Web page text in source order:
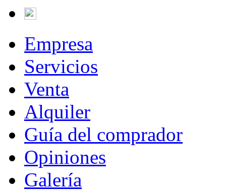
Empresa
Servicios
Venta
Alquiler
Guía del comprador
Opiniones
Galería